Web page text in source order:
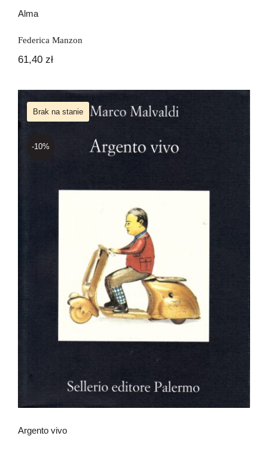
Alma
Federica Manzon
61,40 zł
Brak na stanie
-10%
Argento vivo
Argento vivo